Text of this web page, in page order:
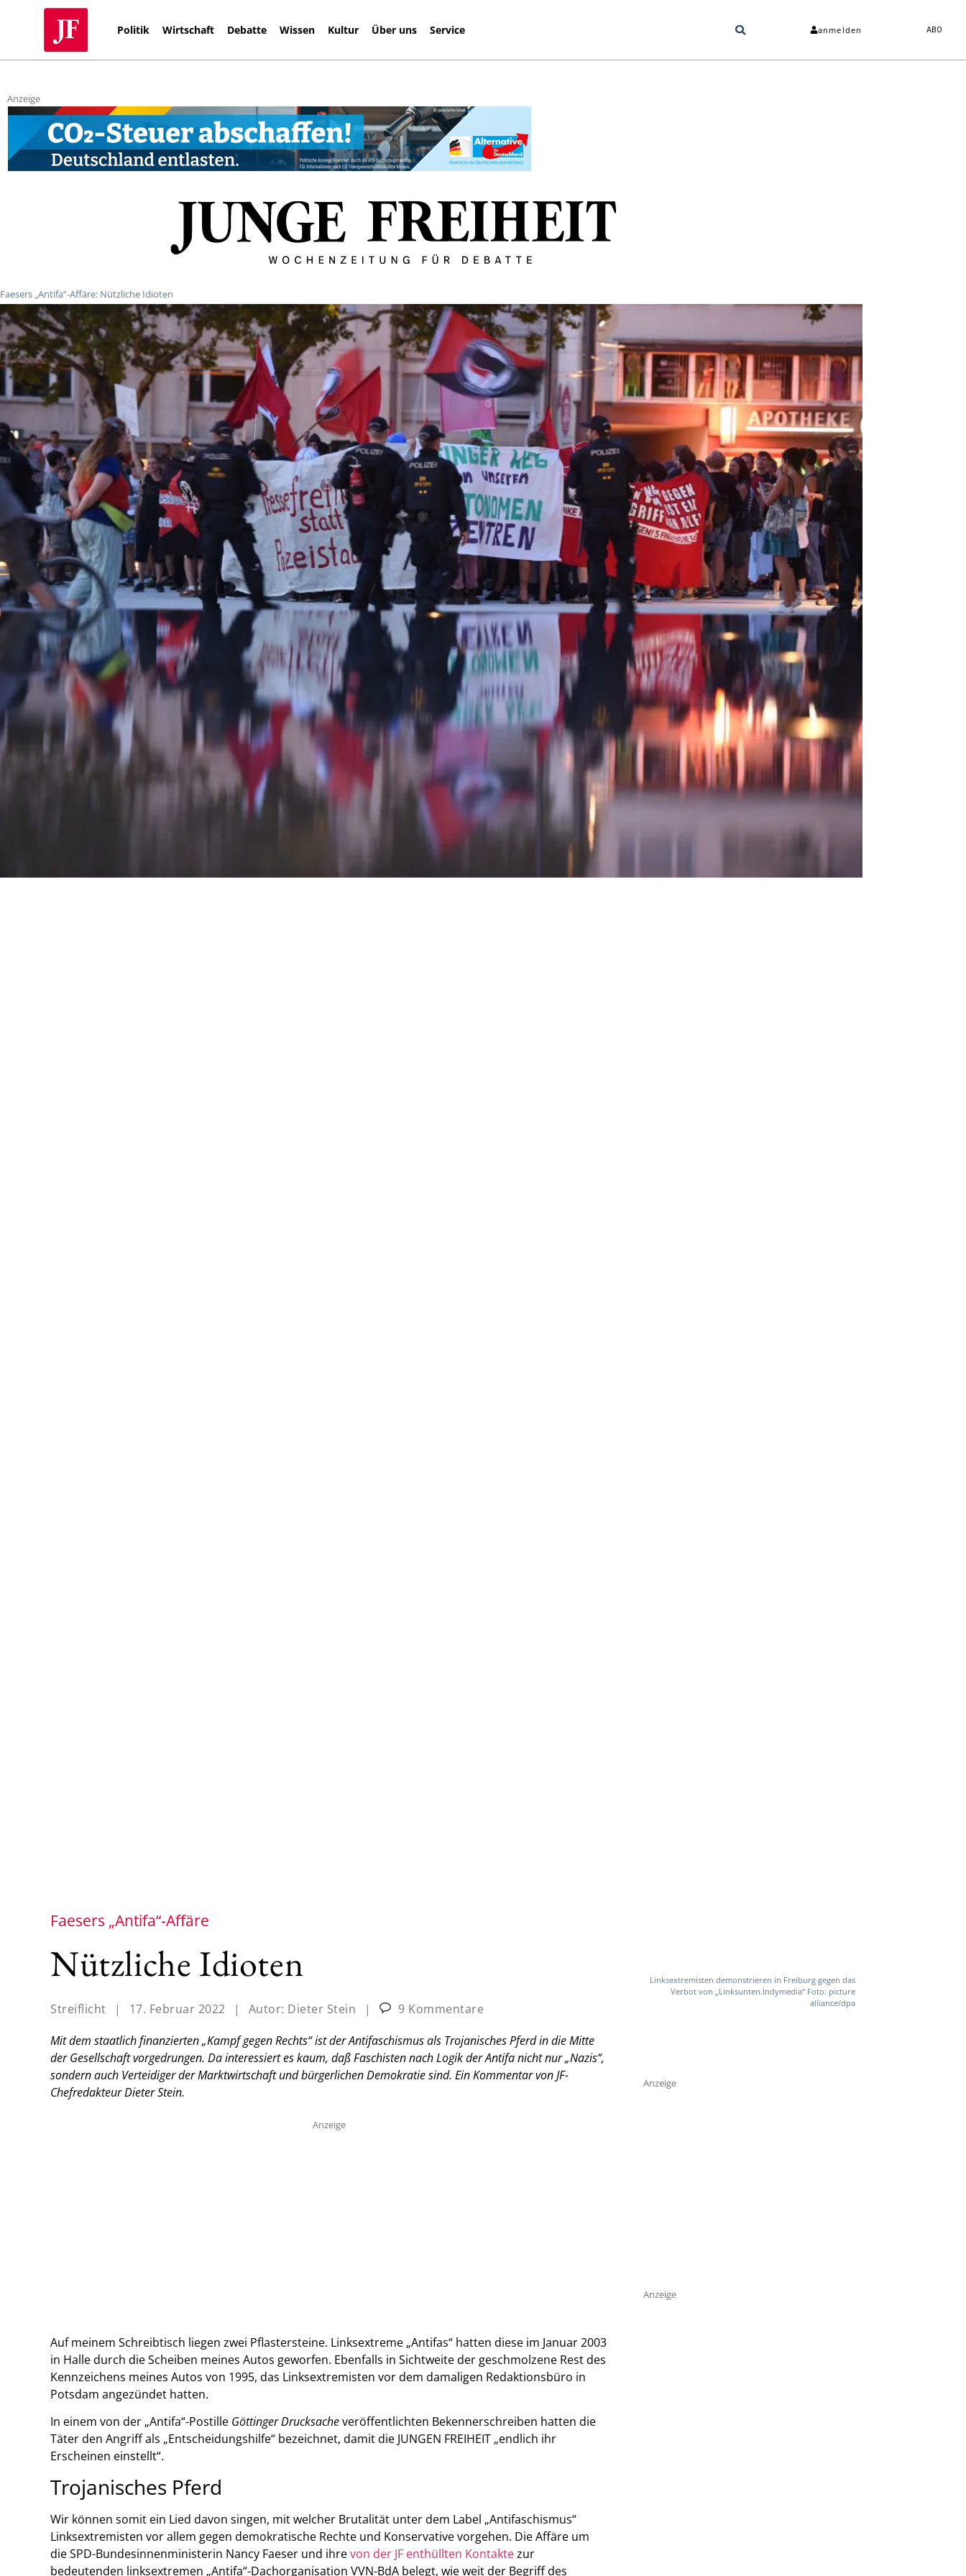
Politik Wirtschaft Debatte Wissen Kultur Über uns Service anmelden ABO
Anzeige
Faesers „Antifa“-Affäre: Nützliche Idioten
Faesers „Antifa“-Affäre
Nützliche Idioten
Streiflicht | 17. Februar 2022 | Autor: Dieter Stein |
9 Kommentare
Mit dem staatlich finanzierten „Kampf gegen Rechts“ ist der Antifaschismus als Trojanisches Pferd in die Mitte
der Gesellschaft vorgedrungen. Da interessiert es kaum, daß Faschisten nach Logik der Antifa nicht nur „Nazis“,
sondern auch Verteidiger der Marktwirtschaft und bürgerlichen Demokratie sind. Ein Kommentar von JF-
Chefredakteur Dieter Stein.
Anzeige
Auf meinem Schreibtisch liegen zwei Pflastersteine. Linksextreme „Antifas“ hatten diese im Januar 2003
in Halle durch die Scheiben meines Autos geworfen. Ebenfalls in Sichtweite der geschmolzene Rest des
Kennzeichens meines Autos von 1995, das Linksextremisten vor dem damaligen Redaktionsbüro in
Potsdam angezündet hatten.
In einem von der „Antifa“-Postille Göttinger Drucksacheveröffentlichten Bekennerschreiben hatten die
Täter den Angriff als „Entscheidungshilfe“ bezeichnet, damit die JUNGEN FREIHEIT „endlich ihr
Erscheinen einstellt“.
Trojanisches Pferd
Wir können somit ein Lied davon singen, mit welcher Brutalität unter dem Label „Antifaschismus“
Linksextremisten vor allem gegen demokratische Rechte und Konservative vorgehen. Die Affäre um
die SPD-Bundesinnenministerin Nancy Faeser und ihrevon der JF enthüllten Kontaktezur
bedeutenden linksextremen „Antifa“-Dachorganisation VVN-BdA belegt, wie weit der Begriff des
Linksextremisten demonstrieren in Freiburg gegen das
Verbot von „Linksunten.Indymedia“ Foto: picture
alliance/dpa
Anzeige
Anzeige